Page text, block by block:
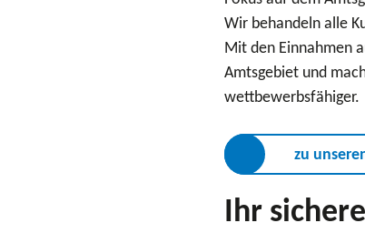
Wir behandeln alle
Mit den Einnahmen
Amtsgebiet und
wettbewerbsfähiger.
zu
Ihr